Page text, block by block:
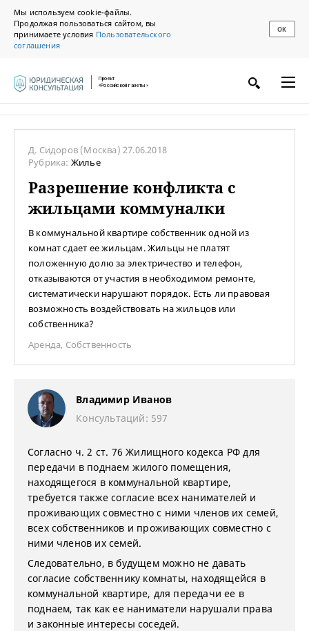
Мы используем cookie-файлы.
Продолжая пользоваться сайтом, вы
принимаете условия Пользовательского
соглашения
ОК
Проект
«Российской газеты»
Д. Сидоров (Москва)27.06.2018
Рубрика: Жилье
Разрешение конфликта с
жильцами коммуналки
В коммунальной квартире собственник одной из
комнат сдает ее жильцам. Жильцы не платят
положенную долю за электричество и телефон,
отказываются от участия в необходимом ремонте,
систематически нарушают порядок. Есть ли правовая
возможность воздействовать на жильцов или
собственника?
Аренда, Собственность
Владимир Иванов
Консультаций: 597
Согласно ч. 2 ст. 76 Жилищного кодекса РФ для
передачи в поднаем жилого помещения,
находящегося в коммунальной квартире,
требуется также согласие всех нанимателей и
проживающих совместно с ними членов их семей,
всех собственников и проживающих совместно с
ними членов их семей.
Следовательно, в будущем можно не давать
согласие собственнику комнаты, находящейся в
коммунальной квартире, для передачи ее в
поднаем, так как ее наниматели нарушали права
и законные интересы соседей.